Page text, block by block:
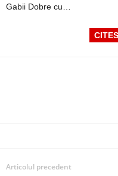
Gabii Dobre cu…
Articolul precedent